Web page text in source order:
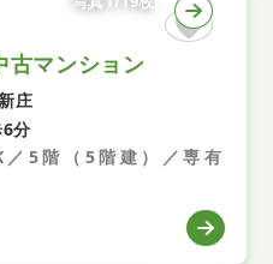
マンション
庄
分
／5階（5階建）／専有